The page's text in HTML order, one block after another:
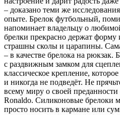
– доказано теми же
опыте. Брелок футбольный,
напоминает владельцу о
брелки прекрасно держат
страшны сколы и царапины.
– в качестве брелока на рюкзак.
с раздвижным замком для
классическое крепление,
и никогда не подведёт. Не
всему миру о своей
Ronaldo. Силиконовые брелоки
просто носить в кармане или